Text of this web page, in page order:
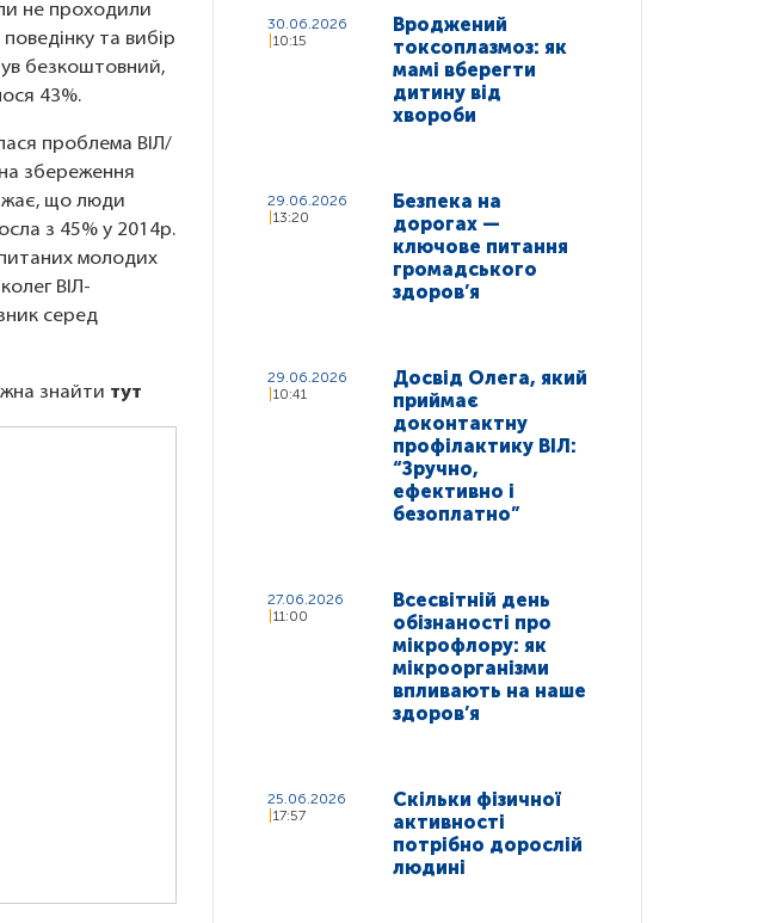
не проходили
та вибір
безкоштовний,
43%.
проблема ВІЛ/
збереження
що люди
з 45% у 2014р.
молодих
ВІЛ-
серед
знайти тут
30.06.2026
10:15
Вроджений
токсоплазмоз: як
мамі вберегти
дитину від
хвороби
29.06.2026
13:20
Безпека на
дорогах —
ключове питання
громадського
здоров’я
29.06.2026
10:41
Досвід Олега, який
приймає
доконтактну
профілактику ВІЛ:
“Зручно,
ефективно і
безоплатно”
27.06.2026
11:00
Всесвітній день
обізнаності про
мікрофлору: як
мікроорганізми
впливають на наше
здоров’я
25.06.2026
17:57
Скільки фізичної
активності
потрібно дорослій
людині